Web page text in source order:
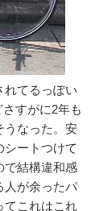
てるっぽい
すがに2年も
うなった。安
ートつけて
で結構違和感
人が余ったパ
てこれはこれ